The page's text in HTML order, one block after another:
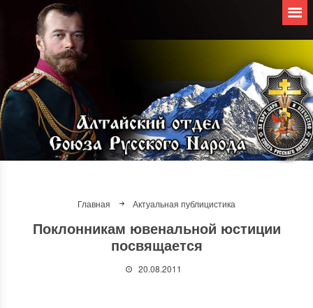
Главная Актуальная публицистика
Поклонникам ювенальной юстиции
посвящается
20.08.2011